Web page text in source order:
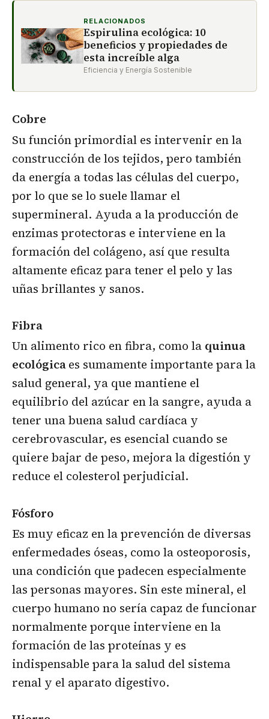
RELACIONADOS
Espirulina ecológica: 10
beneficios y propiedades de
esta increíble alga
Eficiencia y Energía Sostenible
Cobre
Su función primordial es intervenir en la
construcción de los tejidos, pero también
da energía a todas las células del cuerpo,
por lo que se lo suele llamar el
supermineral. Ayuda a la producción de
enzimas protectoras e interviene en la
formación del colágeno, así que resulta
altamente eficaz para tener el pelo y las
uñas brillantes y sanos.
Fibra
Un alimento rico en fibra, como la quinua
ecológicaes sumamente importante para la
salud general, ya que mantiene el
equilibrio del azúcar en la sangre, ayuda a
tener una buena salud cardíaca y
cerebrovascular, es esencial cuando se
quiere bajar de peso, mejora la digestión y
reduce el colesterol perjudicial.
Fósforo
Es muy eficaz en la prevención de diversas
enfermedades óseas, como la osteoporosis,
una condición que padecen especialmente
las personas mayores. Sin este mineral, el
cuerpo humano no sería capaz de funcionar
normalmente porque interviene en la
formación de las proteínas y es
indispensable para la salud del sistema
renal y el aparato digestivo.